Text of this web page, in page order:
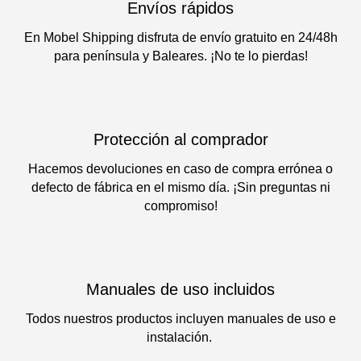
Envíos rápidos
En Mobel Shipping disfruta de envío gratuito en 24/48h
para península y Baleares. ¡No te lo pierdas!
Protección al comprador
Hacemos devoluciones en caso de compra errónea o
defecto de fábrica en el mismo día. ¡Sin preguntas ni
compromiso!
Manuales de uso incluidos
Todos nuestros productos incluyen manuales de uso e
instalación.